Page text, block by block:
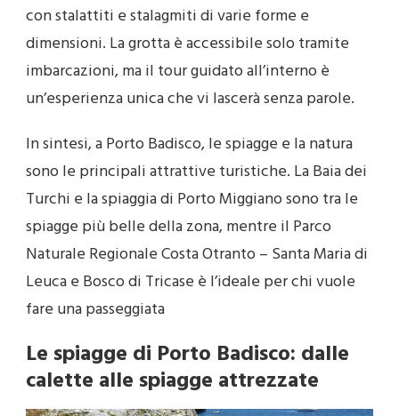
con stalattiti e stalagmiti di varie forme e
dimensioni. La grotta è accessibile solo tramite
imbarcazioni, ma il tour guidato all’interno è
un’esperienza unica che vi lascerà senza parole.
In sintesi, a Porto Badisco, le spiagge e la natura
sono le principali attrattive turistiche. La Baia dei
Turchi e la spiaggia di Porto Miggiano sono tra le
spiagge più belle della zona, mentre il Parco
Naturale Regionale Costa Otranto – Santa Maria di
Leuca e Bosco di Tricase è l’ideale per chi vuole
fare una passeggiata
Le spiagge di Porto Badisco: dalle
calette alle spiagge attrezzate